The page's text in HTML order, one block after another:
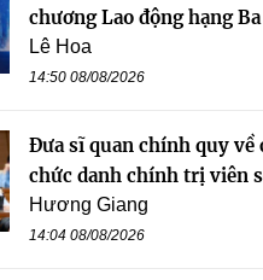
chương Lao động hạng Ba
Lê Hoa
14:50 08/08/2026
Đưa sĩ quan chính quy về
chức danh chính trị viên
Hương Giang
14:04 08/08/2026